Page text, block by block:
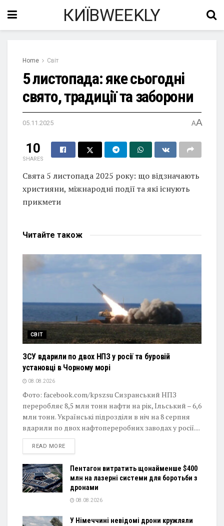
КИЇВWEEKLY
Home Світ
5 листопада: яке сьогодні
свято, традиції та заборони
05.11.2025 AA
10
SHARES
Свята 5 листопада 2025 року: що відзначають
християни, міжнародні події та які існують
прикмети
Читайте також
СВІТ
ЗСУ вдарили по двох НПЗ у росії та буровій
установці в Чорному морі
08.08.2026
Фото: facebook.com/kpszsu Сизранський НПЗ
переробляє 8,5 млн тонн нафти на рік, Ільський – 6,6
млн тонн. Українські підрозділи в ніч на 8 серпня
вдарили по двох нафтопереробних заводах у росії....
READ MOREDETAILS
Пентагон витратить щонайменше $400
млн на лазерні системи для боротьби з
дронами
08.08.2026
У Німеччині невідомі дрони кружляли